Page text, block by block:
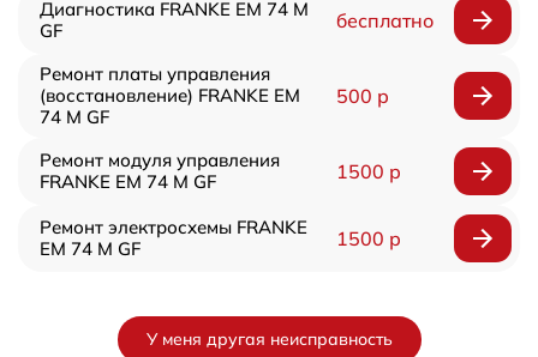
Диагностика FRANKE EM 74 M
GF
бесплатно
Ремонт платы управления
(восстановление) FRANKE EM
74 M GF
500 р
Ремонт модуля управления
FRANKE EM 74 M GF
1500 р
Ремонт электросхемы FRANKE
EM 74 M GF
1500 р
У меня другая неисправность